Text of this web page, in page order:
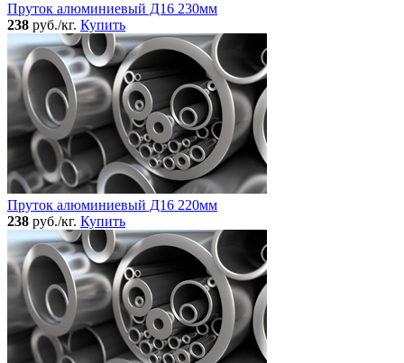
Пруток алюминиевый Д16 230мм
238 руб./кг. Купить
Пруток алюминиевый Д16 220мм
238 руб./кг. Купить